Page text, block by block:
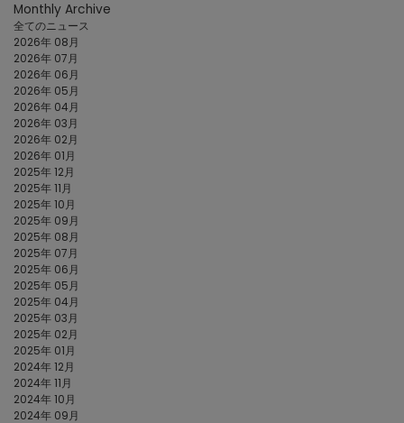
Monthly Archive
全てのニュース
2026年 08月
2026年 07月
2026年 06月
2026年 05月
2026年 04月
2026年 03月
2026年 02月
2026年 01月
2025年 12月
2025年 11月
2025年 10月
2025年 09月
2025年 08月
2025年 07月
2025年 06月
2025年 05月
2025年 04月
2025年 03月
2025年 02月
2025年 01月
2024年 12月
2024年 11月
2024年 10月
2024年 09月